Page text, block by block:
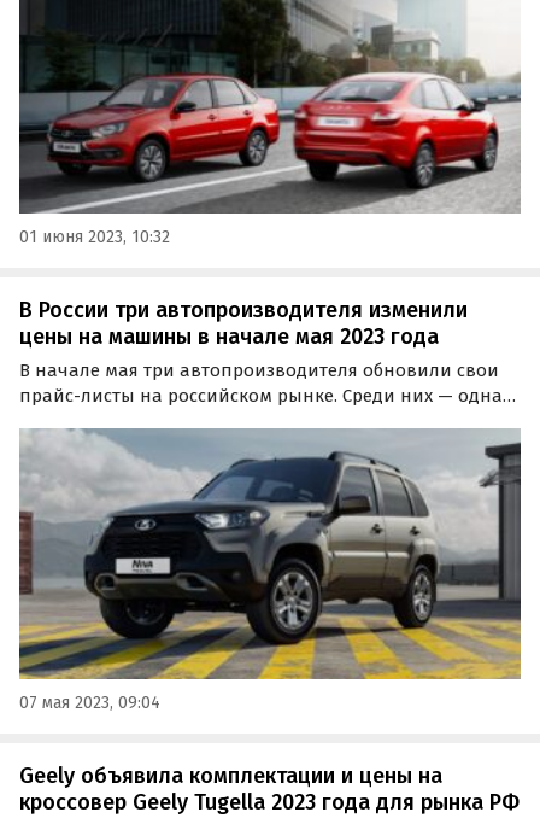
дня». В числе первых цены на свои машины поднял
«АвтоВАЗ».
01 июня 2023, 10:32
В России три автопроизводителя изменили
цены на машины в начале мая 2023 года
В начале мая три автопроизводителя обновили свои
прайс-листы на российском рынке. Среди них — одна
известно в ходе мониторинга цен, проведенного
изданием «Автоновости дня».
07 мая 2023, 09:04
Geely объявила комплектации и цены на
кроссовер Geely Tugella 2023 года для рынка РФ